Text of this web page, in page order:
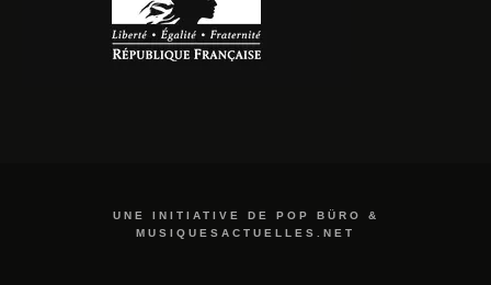
UNE INITIATIVE DE POP BÜRO &
MUSIQUESACTUELLES.NET